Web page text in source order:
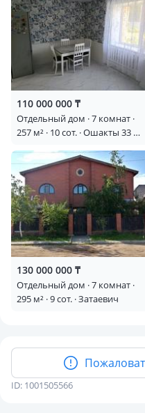
110 000 000 ₸
Отдельный дом · 7 комнат ·
257 м² · 10 сот. · Ошакты 33 —
130 000 000 ₸
Отдельный дом · 7 комнат ·
295 м² · 9 сот. · Затаевич
ID: 1001505566